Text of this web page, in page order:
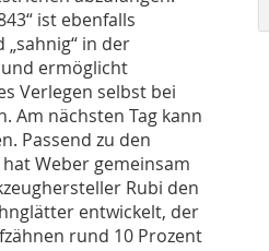
ist ebenfalls
in der
ermöglicht
Verlegen selbst bei
Am nächsten Tag kann
Passend zu den
Weber gemeinsam
Rubi den
entwickelt, der
rund 10 Prozent